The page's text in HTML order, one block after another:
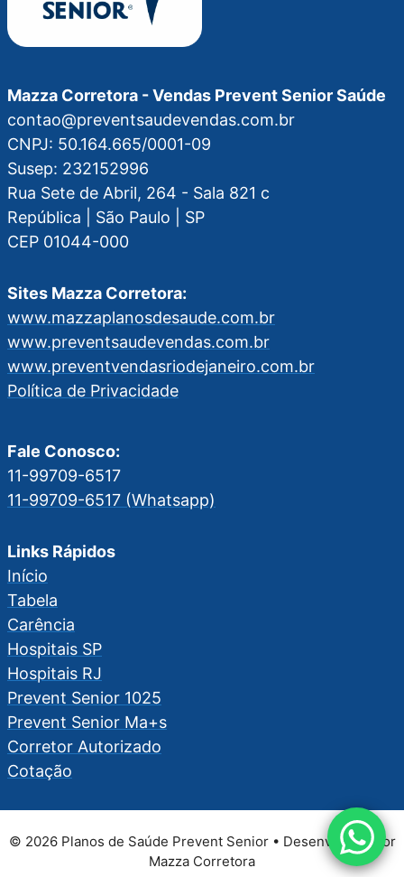
Mazza Corretora - Vendas Prevent Senior Saúde
contao@preventsaudevendas.com.br
CNPJ: 50.164.665/0001-09
Susep: 232152996
Rua Sete de Abril, 264 - Sala 821 c
República | São Paulo | SP
CEP 01044-000
Sites Mazza Corretora:
www.mazzaplanosdesaude.com.br
www.preventsaudevendas.com.br
www.preventvendasriodejaneiro.com.br
Política de Privacidade
Fale Conosco:
11-99709-6517
11-99709-6517 (Whatsapp)
Links Rápidos
Início
Tabela
Carência
Hospitais SP
Hospitais RJ
Prevent Senior 1025
Prevent Senior Ma+s
Corretor Autorizado
Cotação
© 2026 Planos de Saúde Prevent Senior • Desenvolvido por
Mazza Corretora